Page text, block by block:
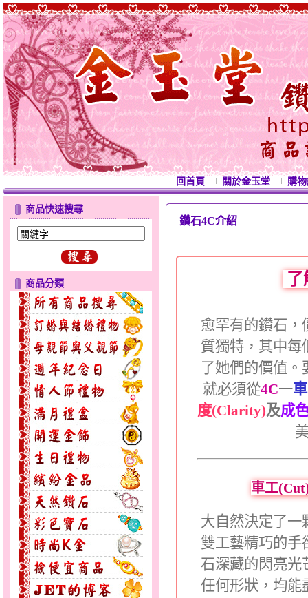
回首頁 關於金玉堂 購
商品快速搜尋
商品分類
鑽石4C介紹
愈罕有的鑽石，
質獨特，其中每
了她們的價值。
就必須從4C一
度(Clarity)及成
車工
大自然決定了一
雙工藝精巧的手
石深藏的閃亮光
任何形狀，均能